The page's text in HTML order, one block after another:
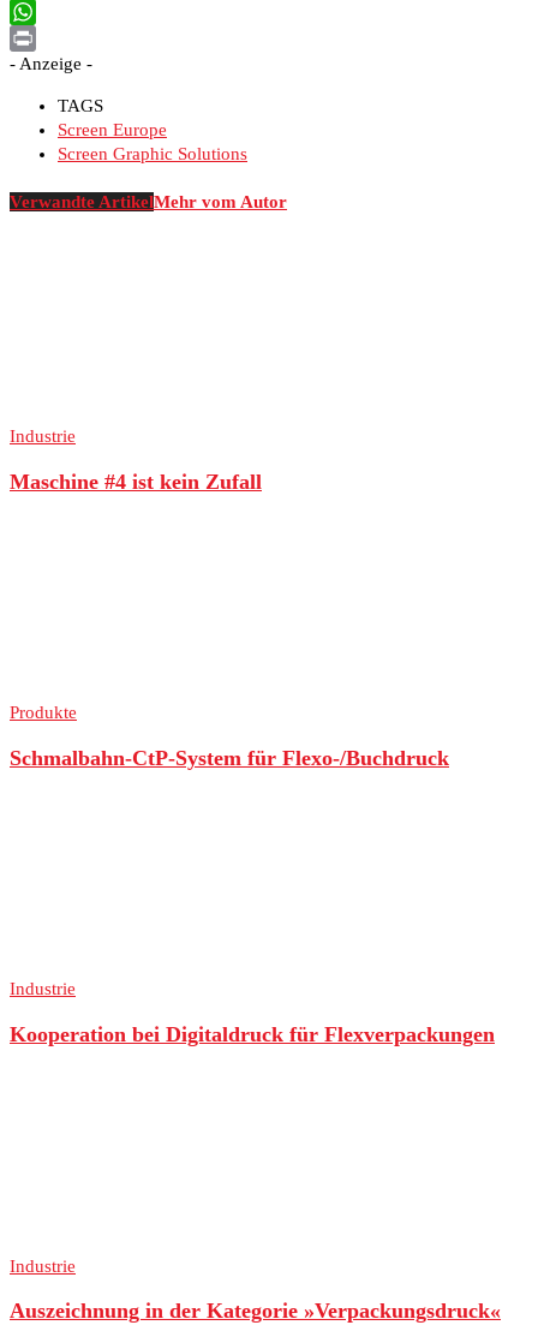
Email
WhatsApp
Print
- Anzeige -
TAGS
Screen Europe
Screen Graphic Solutions
Verwandte ArtikelMehr vom Autor
Industrie
Maschine #4 ist kein Zufall
Produkte
Schmalbahn-CtP-System für Flexo-/Buchdruck
Industrie
Kooperation bei Digitaldruck für Flexverpackungen
Industrie
Auszeichnung in der Kategorie »Verpackungsdruck«